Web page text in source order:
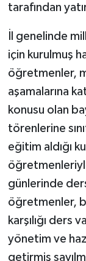
tarafından
İl genelinde
için kurulmuş
öğretmenler,
aşamalarına
konusu olan
törenlerine
eğitim aldığı
günlerinde
öğretmenler,
karşılığı ders
yönetim ve
getirmiş